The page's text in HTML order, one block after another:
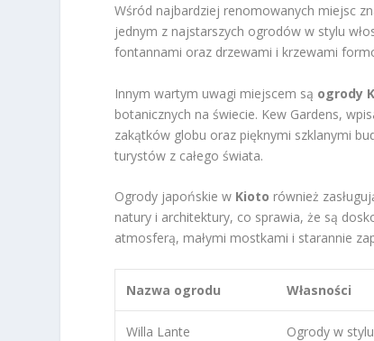
Wśród najbardziej renomowanych miejsc
jednym z najstarszych ogrodów w stylu
fontannami oraz drzewami i krzewami
Innym wartym uwagi miejscem są ogrody
botanicznych na świecie. Kew Gardens,
zakątków globu oraz pięknymi szklanymi
turystów z całego świata.
Ogrody japońskie w Kioto również
natury i architektury, co sprawia, że są
atmosferą, małymi mostkami i starannie
Nazwa ogrodu Własności
Willa Lante Ogrody w